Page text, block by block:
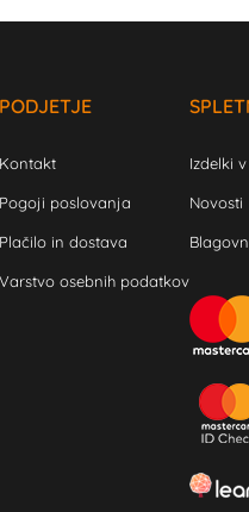
PODJETJE
Kontakt
Pogoji poslovanja
Plačilo in dostava
Varstvo osebnih podatkov
Izdelki
Novosti